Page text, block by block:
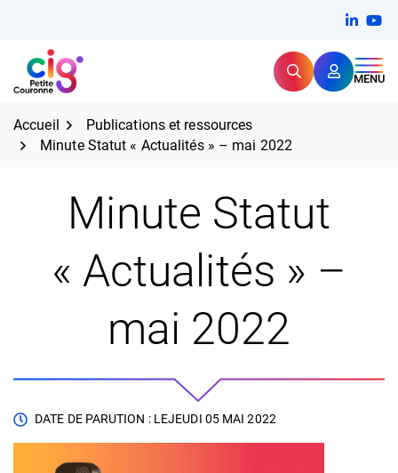
contenu
CIG Petite Couronne RechercherMENU
Expertise et proximité pour
Accueil
Publications et ressources
Minute Statut « Actualités » – mai 2022
Minute Statut
« Actualités » –
mai 2022
DATE DE PARUTION : LEJEUDI 05 MAI 2022